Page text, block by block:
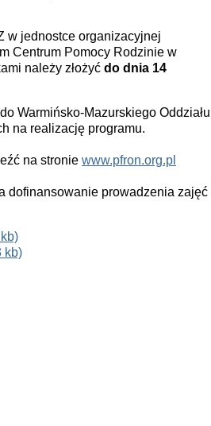
w jednostce organizacyjnej
Centrum Pomocy Rodzinie w
należy złożyć do dnia 14
Warmińsko-Mazurskiego Oddziału
na realizację programu.
na stronie www.pfron.org.pl
dofinansowanie prowadzenia zajęć
kb)